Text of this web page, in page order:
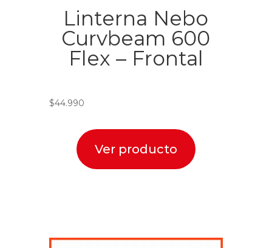
Linterna Nebo
Curvbeam 600
Flex – Frontal
$44.990
Ver producto